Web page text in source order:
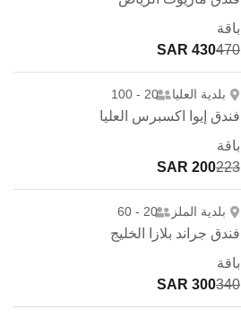
باقة
470
430 SAR
بلدية العليا 20 - 100
فندق إيوا اكسبرس العليا
باقة
223
200 SAR
بلدية الملز 20 - 60
فندق جراند بلازا الخليج
باقة
340
300 SAR